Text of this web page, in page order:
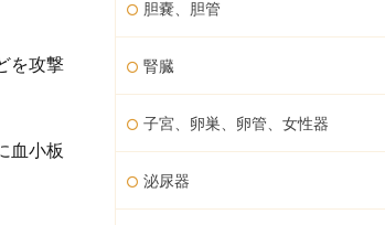
を攻撃
血小板
胆嚢、胆管
腎臓
子宮、卵巣、卵管、女性器
泌尿器